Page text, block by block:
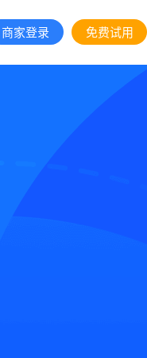
商家登录 免费试用